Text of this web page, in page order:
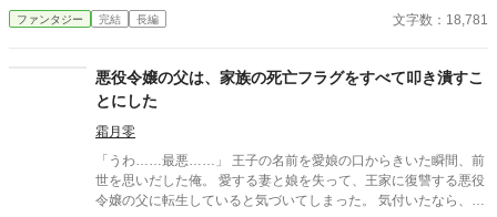
※当初恋愛無しで進めようと書いていましたが 少し趣向を変え
様でも公開してます。 エブリスタ様でも公開してます。
ファンタジー 完結 長編 文字数：18,781
悪役令嬢の父は、家族の死亡フラグをすべて叩き潰すこ
とにした
霜月零
「うわ……最悪……」 王子の名前を愛娘の口からきいた瞬間、前
世を思いだした俺。 愛する妻と娘を失って、王家に復讐する悪役
令嬢の父に転生していると気づいてしまった。 気付いたなら、妻